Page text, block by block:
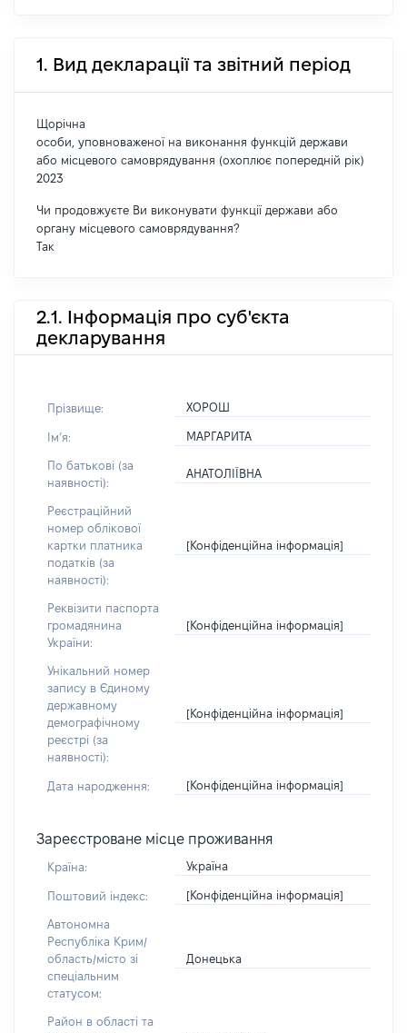
1. Вид декларації та звітний період
Щорічна
особи, уповноваженої на виконання функцій держави
або місцевого самоврядування (охоплює попередній рік)
2023
Чи продовжуєте Ви виконувати функції держави або
органу місцевого самоврядування?
Так
2.1. Інформація про суб'єкта
декларування
Прізвище: ХОРОШ
Імʼя: МАРГАРИТА
По батькові (за
наявності):
АНАТОЛІЇВНА
Реєстраційний
номер облікової
картки платника
податків (за
наявності):
[Конфіденційна інформація]
Реквізити паспорта
громадянина
України:
[Конфіденційна інформація]
Унікальний номер
запису в Єдиному
державному
демографічному
реєстрі (за
наявності):
[Конфіденційна інформація]
Дата народження: [Конфіденційна інформація]
Зареєстроване місце проживання
Країна: Україна
Поштовий індекс: [Конфіденційна інформація]
Автономна
Республіка Крим/
область/місто зі
спеціальним
статусом:
Донецька
Район в області та